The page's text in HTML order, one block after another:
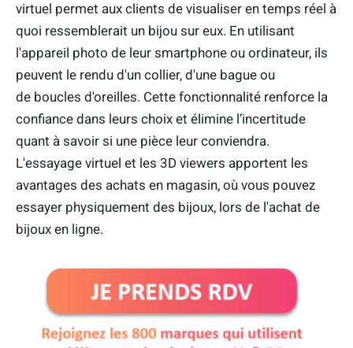
virtuel permet aux clients de visualiser en temps réel à
quoi ressemblerait un bijou sur eux. En utilisant
l'appareil photo de leur smartphone ou ordinateur, ils
peuvent le rendu d'un collier, d'une bague ou
de boucles d'oreilles. Cette fonctionnalité renforce la
confiance dans leurs choix et élimine l’incertitude
quant à savoir si une pièce leur conviendra.
L'essayage virtuel et les 3D viewers apportent les
avantages des achats en magasin, où vous pouvez
essayer physiquement des bijoux, lors de l'achat de
bijoux en ligne.